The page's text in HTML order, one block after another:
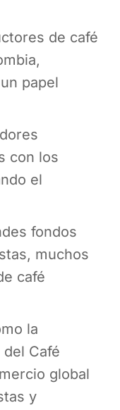
de café
papel
con los
el
fondos
muchos
café
la
Café
global
y